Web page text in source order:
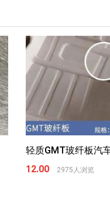
轻质GMT玻纤板汽
12.00
2975人浏览